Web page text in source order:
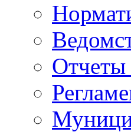
Отчеты